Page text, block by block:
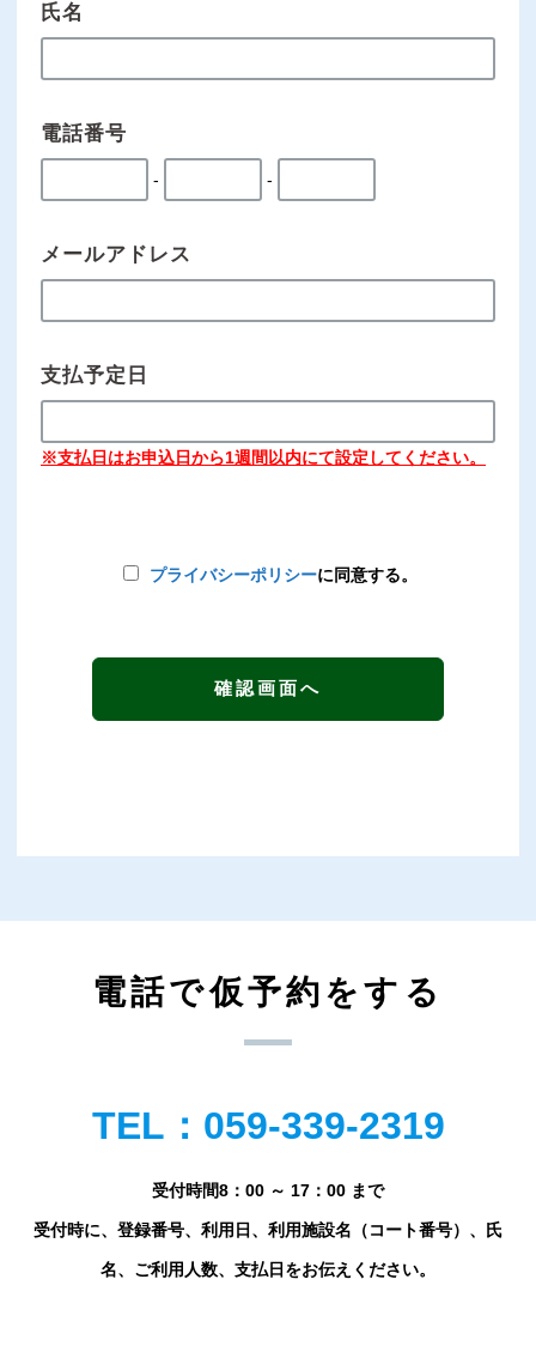
氏名
電話番号
- -
メールアドレス
支払予定日
※支払日はお申込日から1週間以内にて設定してください。
プライバシーポリシーに同意する。
電話で仮予約をする
TEL：059-339-2319
受付時間8：00 ～ 17：00 まで
受付時に、登録番号、利用日、利用施設名（コート番号）、氏
名、ご利用人数、支払日をお伝えください。